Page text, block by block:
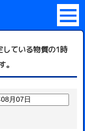
している物質の1時
。